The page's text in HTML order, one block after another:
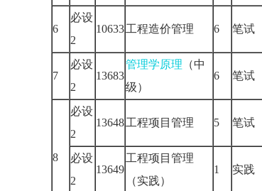
6
必设
2
10633工程造价管理 6 笔试
7
必设
2
13683
管理学原理 （中
级）
6 笔试
8
必设
2
13648工程项目管理 5 笔试
必设
2
13649
工程项目管理
（实践）
1 实践